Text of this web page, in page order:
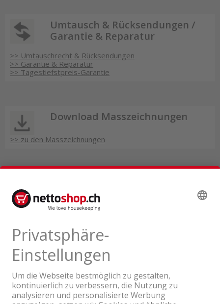
Umtausch & Rücksendungen /
Garantie & Reparatur
>> Umtauschrecht & Rücksendungen
>> Garantie & Reparatur
>> Tagestiefstpreis-Garantie
Download Masszeichnungen
>> zu den Masszeichnungen
>> Über uns